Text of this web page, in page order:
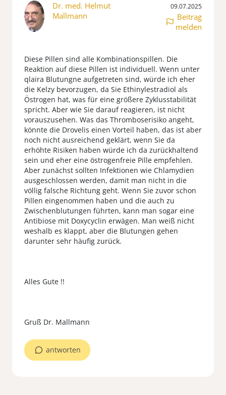
Dr. med. Helmut
Mallmann
09.07.2025
Beitrag
melden
Diese Pillen sind alle Kombinationspillen. Die
Reaktion auf diese Pillen ist individuell. Wenn unter
qlaira Blutungne aufgetreten sind, würde ich eher
die Kelzy bevorzugen, da Sie Ethinylestradiol als
Östrogen hat, was für eine größere Zyklusstabilität
spricht. Aber wie Sie darauf reagieren, ist nicht
vorauszusehen. Was das Thromboserisiko angeht,
könnte die Drovelis einen Vorteil haben, das ist aber
noch nicht ausreichend geklärt, wenn Sie da
erhöhte Risiken haben würde ich da zurückhaltend
sein und eher eine östrogenfreie Pille empfehlen.
Aber zunächst sollten Infektionen wie Chlamydien
ausgeschlossen werden, damit man nicht in die
völlig falsche Richtung geht. Wenn Sie zuvor schon
Pillen eingenommen haben und die auch zu
Zwischenblutungen führten, kann man sogar eine
Antibiose mit Doxycyclin erwägen. Man weiß nicht
weshalb es klappt, aber die Blutungen gehen
darunter sehr häufig zurück.
Alles Gute !!
antworten